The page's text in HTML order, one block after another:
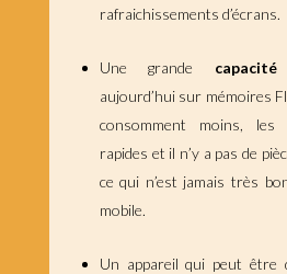
rafraichissements d’écrans.
Une grande
aujourd’hui sur mémoires
consomment moins,
rapides et il n’y a pas de
ce qui n’est jamais très
mobile.
Un appareil qui peut être